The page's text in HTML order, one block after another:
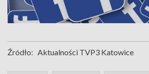
Źródło: Aktualności TVP3 Katowice